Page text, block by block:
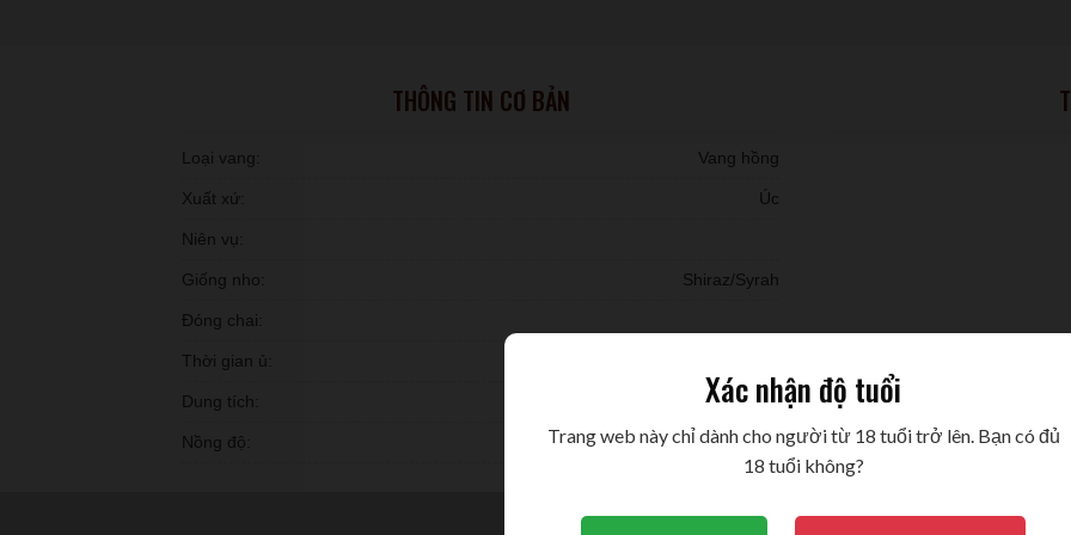
THÔNG TIN CƠ BẢN
Loại vang: Vang hồng
Xuất xứ: Úc
Niên vụ:
Giống nho: Shiraz/Syrah
Đóng chai:
Thời gian ủ:
Dung tích:
Nồng độ:
Xác nhận độ tuổi
Trang web này chỉ dành cho người từ 18 tuổi trở lên. Bạn có đủ
18 tuổi không?